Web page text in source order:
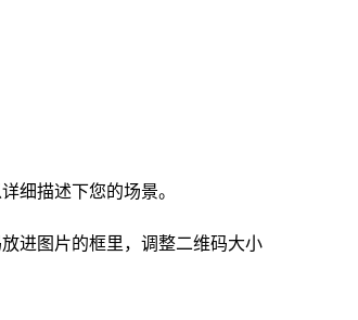
细描述下您的场景。
进图片的框里，调整二维码大小